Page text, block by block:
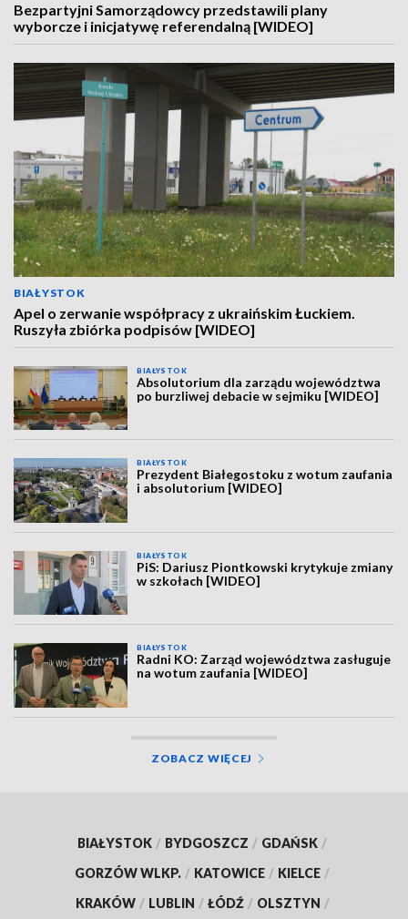
Bezpartyjni Samorządowcy przedstawili plany
wyborcze i inicjatywę referendalną [WIDEO]
BIAŁYSTOK
Apel o zerwanie współpracy z ukraińskim Łuckiem.
Ruszyła zbiórka podpisów [WIDEO]
BIAŁYSTOK
Absolutorium dla zarządu województwa
po burzliwej debacie w sejmiku [WIDEO]
BIAŁYSTOK
Prezydent Białegostoku z wotum zaufania
i absolutorium [WIDEO]
BIAŁYSTOK
PiS: Dariusz Piontkowski krytykuje zmiany
w szkołach [WIDEO]
BIAŁYSTOK
Radni KO: Zarząd województwa zasługuje
na wotum zaufania [WIDEO]
ZOBACZ WIĘCEJ
BIAŁYSTOK / BYDGOSZCZ / GDAŃSK /
GORZÓW WLKP. / KATOWICE / KIELCE /
KRAKÓW / LUBLIN / ŁÓDŹ / OLSZTYN /